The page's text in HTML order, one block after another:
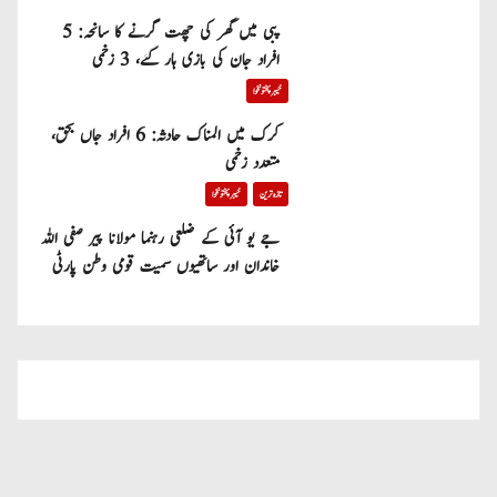
پبی میں گھر کی چھت گرنے کا سانحہ: 5
افراد جان کی بازی ہار گئے، 3 زخمی
خیبر پختونخوا
کرک میں المناک حادثہ: 6 افراد جاں بحق،
متعدد زخمی
تازہ ترین خیبر پختونخوا
جے یو آئی کے ضلعی رہنما مولانا پیر صفی اللہ
خاندان اور ساتھیوں سمیت قومی وطن پارٹی